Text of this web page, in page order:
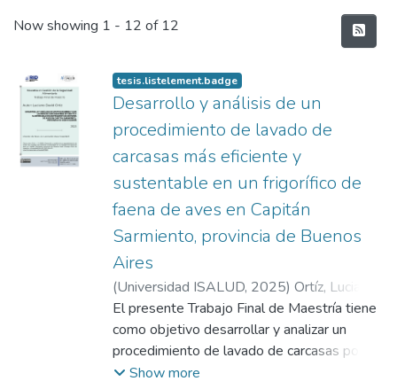
Recent Submissions
Now showing 1 - 12 of 12
tesis.listelement.badge
Desarrollo y análisis de un
procedimiento de lavado de
carcasas más eficiente y
sustentable en un frigorífico de
faena de aves en Capitán
Sarmiento, provincia de Buenos
Aires
(Universidad ISALUD, 2025) Ortíz, Luciano
David
El presente Trabajo Final de Maestría tiene
como objetivo desarrollar y analizar un
procedimiento de lavado de carcasas post-
eviscerado más eficiente y sustentable en
Show more